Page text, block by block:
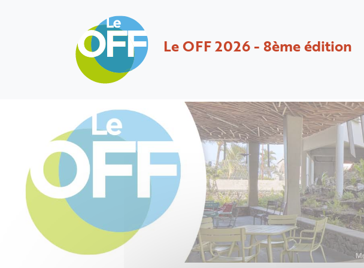
Le OFF 2026 - 8ème édition